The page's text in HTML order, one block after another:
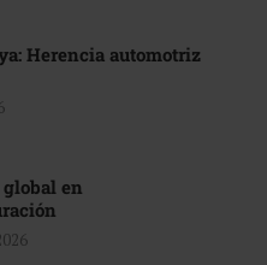
Herencia automotriz
en